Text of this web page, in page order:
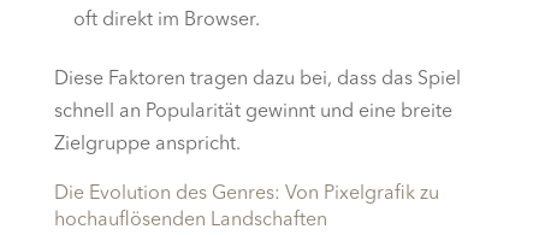
oft direkt im Browser.
Diese Faktoren tragen dazu bei, dass das Spiel
schnell an Popularität gewinnt und eine breite
Zielgruppe anspricht.
Die Evolution des Genres: Von Pixelgrafik zu
hochauflösenden Landschaften